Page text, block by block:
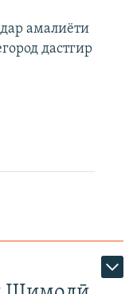
амалиёти
дастгир